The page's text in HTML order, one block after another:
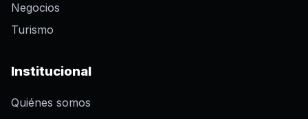
Negocios
Turismo
Institucional
Quiénes somos